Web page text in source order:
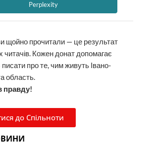
Perplexity
щойно прочитали — це результат
читачів. Кожен донат допомагає
про те, чим живуть Івано-
область.
правду!
до Спільноти